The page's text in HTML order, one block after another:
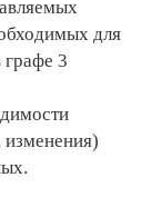
для
3
изменения)